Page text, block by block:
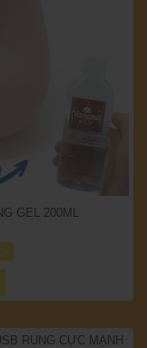
GEL 200ML
RUNG CỰC MẠNH